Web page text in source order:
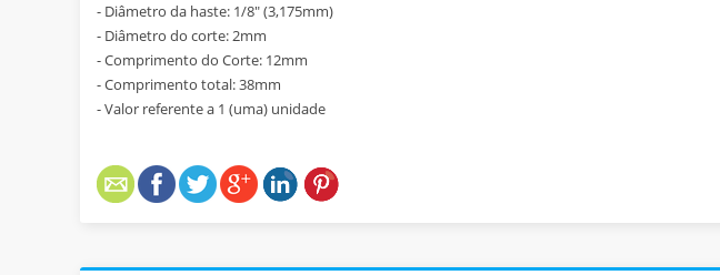
- Diâmetro da haste: 1/8" (3,175mm)
- Diâmetro do corte: 2mm
- Comprimento do Corte: 12mm
- Comprimento total: 38mm
- Valor referente a 1 (uma) unidade